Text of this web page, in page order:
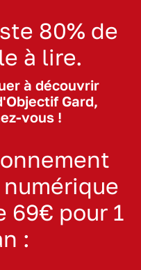
80% de
à lire.
à découvrir
Gard,
vous !
69€ pour 1
: